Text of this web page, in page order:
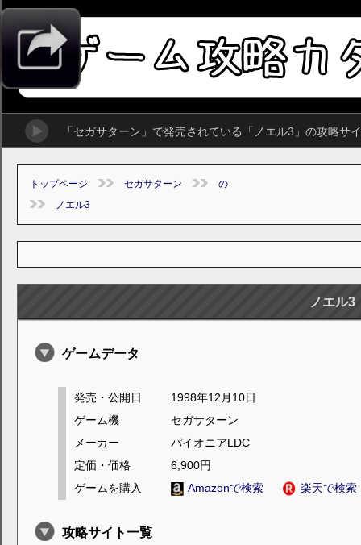
「セガサターン」で発売されている「ノエル3」の攻略サ
トップページ セガサターン
の
ノエル3
ノエル3
ゲームデータ
発売・公開日
1998年12月10日
ゲーム機
セガサターン
メーカー
パイオニアLDC
定価・価格
6,900円
ゲームを購入
Amazonで検索 楽天で検索
攻略サイト一覧